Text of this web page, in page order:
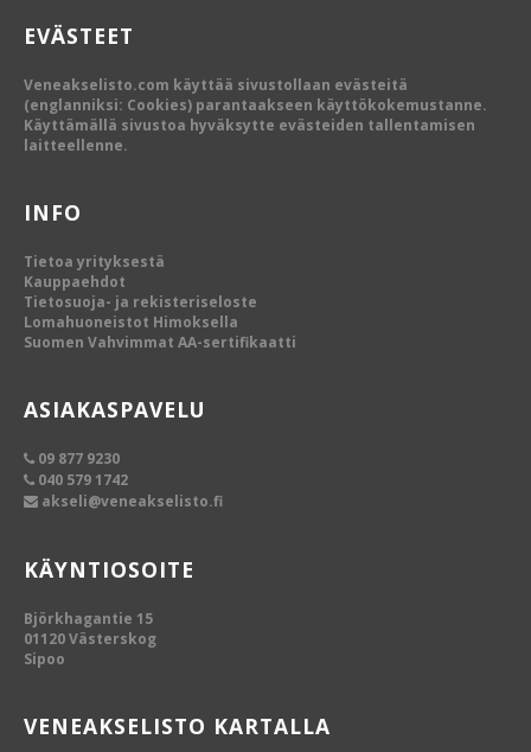
EVÄSTEET
Veneakselisto.com käyttää sivustollaan evästeitä
(englanniksi: Cookies) parantaakseen käyttökokemustanne.
Käyttämällä sivustoa hyväksytte evästeiden tallentamisen
laitteellenne.
INFO
Tietoa yrityksestä
Kauppaehdot
Tietosuoja- ja rekisteriseloste
Lomahuoneistot Himoksella
Suomen Vahvimmat AA-sertifikaatti
ASIAKASPAVELU
09 877 9230
040 579 1742
akseli@veneakselisto.fi
KÄYNTIOSOITE
Björkhagantie 15
01120 Västerskog
Sipoo
VENEAKSELISTO KARTALLA